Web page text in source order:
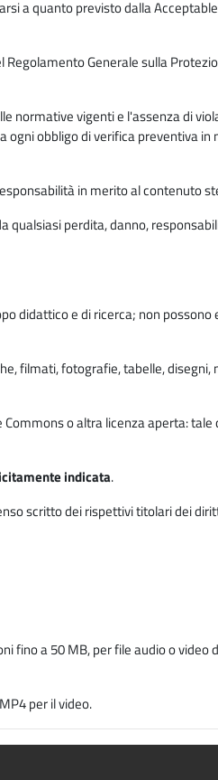
a quanto previsto dalla
Generale sulla
normative vigenti e l'assenza di
ogni obbligo di verifica preventiva
in merito al contenuto
perdita, danno,
didattico e di ricerca; non
filmati, fotografie, tabelle, disegni,
o altra licenza aperta:
indicata.
scritto dei rispettivi titolari dei
fino a 50 MB, per file audio o video
per il video.